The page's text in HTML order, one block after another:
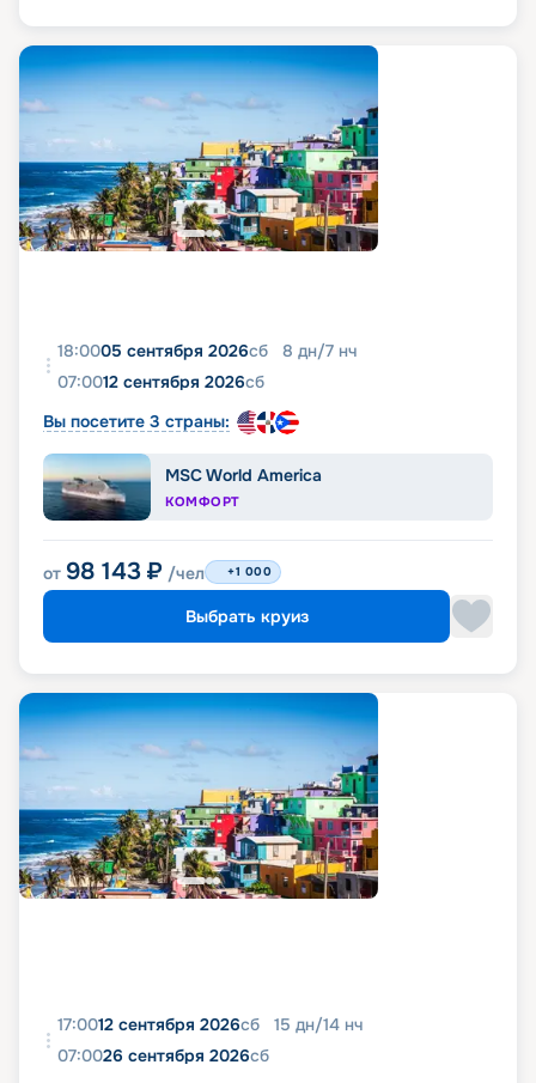
18:0005 сентября 2026сб 8 дн/7 нч
07:0012 сентября 2026сб
Вы посетите 3 страны:
MSC World America
КОМФОРТ
от 98 143 ₽ /чел +1 000
Выбрать круиз
17:0012 сентября 2026сб 15 дн/14 нч
07:0026 сентября 2026сб